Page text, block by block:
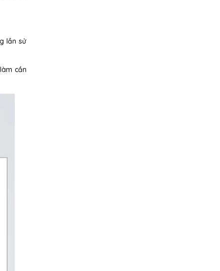
lần sử
cần